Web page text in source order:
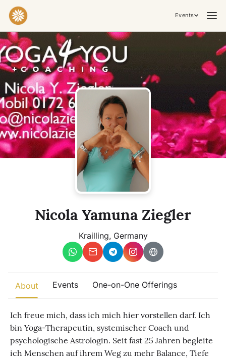
Events
Practices & Inner Work
Yoga
Meditation
Breathwork
Embodiment
Tantra
Ceremony, Music & Movement
Kirtan
Sound Healing
Cacao Ceremony
Retreat
Festival
growth are actively unfolding.
Nicola Yamuna Ziegler
Krailling, Germany
About Events One-on-One Offerings
Ich freue mich, dass ich mich hier vorstellen darf. Ich
bin Yoga-Therapeutin, systemischer Coach und
psychologische Astrologin. Seit fast 25 Jahren begleite
ich Menschen auf ihrem Weg zu mehr Balance, Tiefe